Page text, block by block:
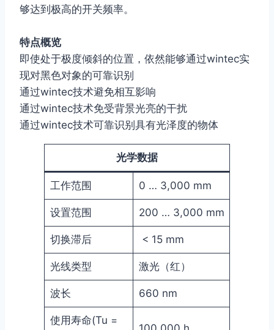
够达到极高的开关频率。
特点概览
即使处于极度倾斜的位置，依然能够通过wintec实
现对黑色对象的可靠识别
通过wintec技术避免相互影响
通过wintec技术免受背景光亮的干扰
通过wintec技术可靠识别具有光泽度的物体
光学数据
工作范围 0 … 3,000 mm
设置范围 200 … 3,000 mm
切换滞后 < 15 mm
光线类型 激光（红）
波长 660 nm
使用寿命(Tu =